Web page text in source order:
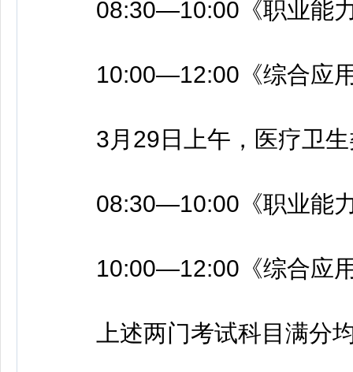
08:30—10:00《职业能力
10:00—12:00《综合应
3月29日上午，医疗卫生
08:30—10:00《职业能力
10:00—12:00《综合应
上述两门考试科目满分